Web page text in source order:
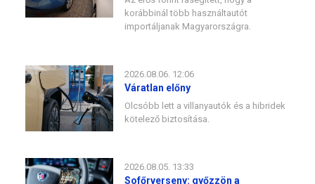
korábbinál több használtautót
importáljanak Magyarországra.
2026.08.06. 12:06
Váratlan előny
Olcsóbb lett a villanyautók és a hibridek
kötelező biztosítása.
2026.08.05. 13:33
Sofőrverseny: győzzön a